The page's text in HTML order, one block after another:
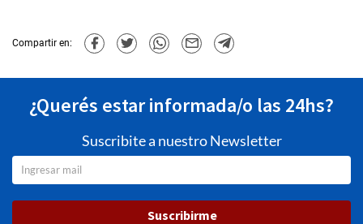
Compartir en:
¿Querés estar informada/o las 24hs?
Suscribite a nuestro Newsletter
Suscribirme